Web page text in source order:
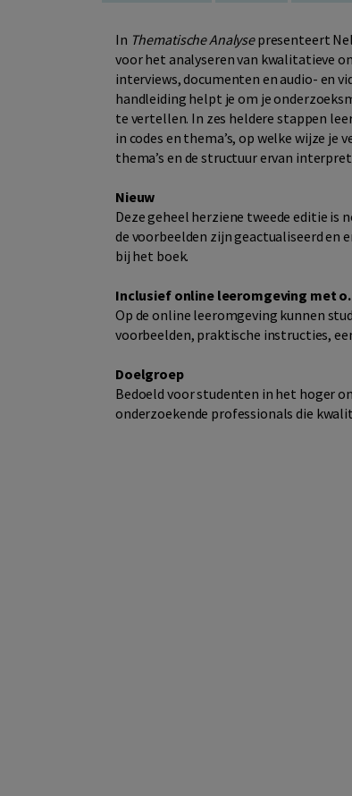
In Thematische Analysepresenteert
voor het analyseren van kwalitatieve
interviews, documenten en audio- en
handleiding helpt je om je
te vertellen. In zes heldere stappen
in codes en thema’s, op welke wijze je
thema’s en de structuur ervan
Nieuw
Deze geheel herziene tweede editie is
de voorbeelden zijn geactualiseerd en
bij het boek.
Inclusief online leeromgeving met
Op de online leeromgeving kunnen
voorbeelden, praktische instructies,
Doelgroep
Bedoeld voor studenten in het hoger
onderzoekende professionals die